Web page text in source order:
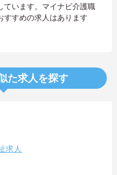
ています。マイナビ介護職
すめの求人はあります
た求人を探す
求人